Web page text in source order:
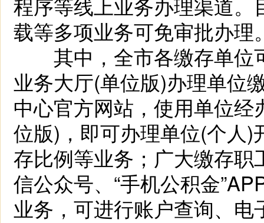
载等多项业务可免审批办理
其中，全市各缴存单位
业务大厅(单位版)办理单位
中心官方网站，使用单位
位版)，即可办理单位(个人
存比例等业务；广大缴存
信公众号、“手机公积金
业务，可进行账户查询、